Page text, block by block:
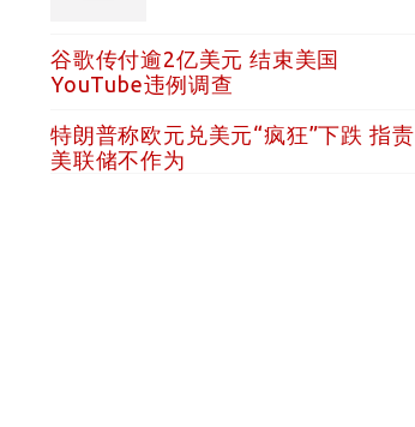
谷歌传付逾2亿美元 结束美国
YouTube违例调查
特朗普称欧元兑美元“疯狂”下跌 指责
美联储不作为